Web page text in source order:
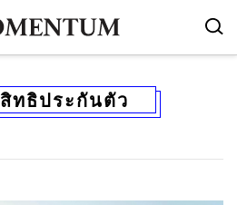
สิทธิประกันตัว